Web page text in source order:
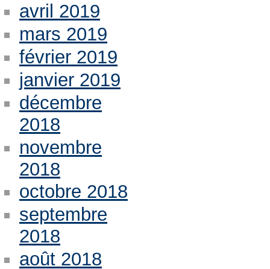
avril 2019
mars 2019
février 2019
janvier 2019
décembre
2018
novembre
2018
octobre 2018
septembre
2018
août 2018